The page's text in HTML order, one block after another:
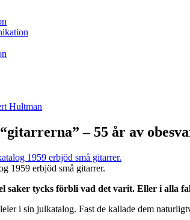
Hultman
– 55 år av
1959 erbjöd små gitarrer.
saker tycks förbli vad det varit. Eller i alla
i sin julkatalog. Fast de kallade dem